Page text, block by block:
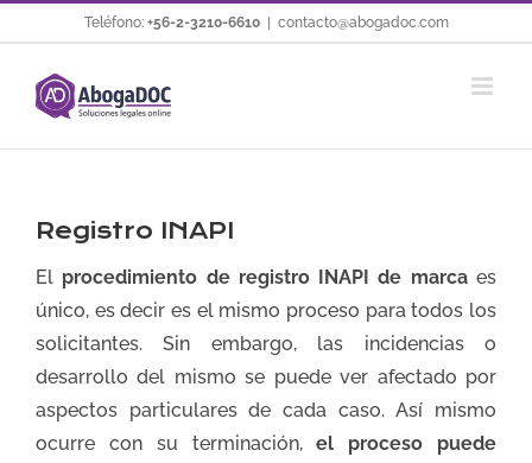
al
contenido
Teléfono: +56-2-3210-6610 contacto@abogadoc.com
Registro INAPI
El procedimiento de registro INAPI de marcaes
único, es decir es el mismo proceso para todos los
solicitantes. Sin embargo, las incidencias o
desarrollo del mismo se puede ver afectado por
aspectos particulares de cada caso. Así mismo
ocurre con su terminación,el proceso puede